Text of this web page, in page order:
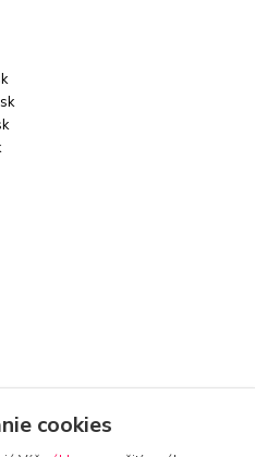
cookies